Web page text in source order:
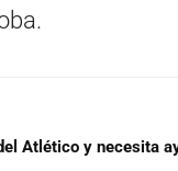
Atlético y necesita